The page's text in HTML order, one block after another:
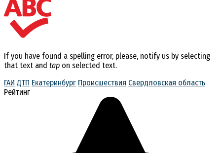
If you have found a spelling error, please, notify us by selecting
that text and tap on selected text.
ГАИ ДТП Екатеринбург Происшествия Свердловская область
Рейтинг